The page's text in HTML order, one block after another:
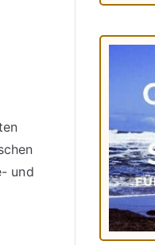
und